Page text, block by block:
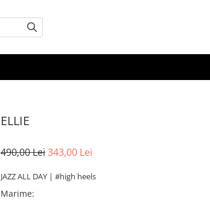
ELLIE
490,00 Lei343,00 Lei
JAZZ ALL DAY | #high heels
Marime: